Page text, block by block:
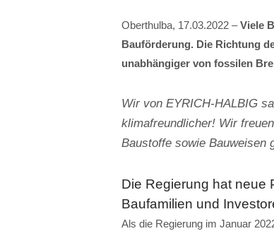
Oberthulba, 17.03.2022 –Viele
Bauförderung. Die Richtung
unabhängiger von fossilen
Wir von EYRICH-HALBIG
klimafreundlicher! Wir
Baustoffe sowie Bauweisen
Die Regierung hat neue
Baufamilien und
Als die Regierung im Januar